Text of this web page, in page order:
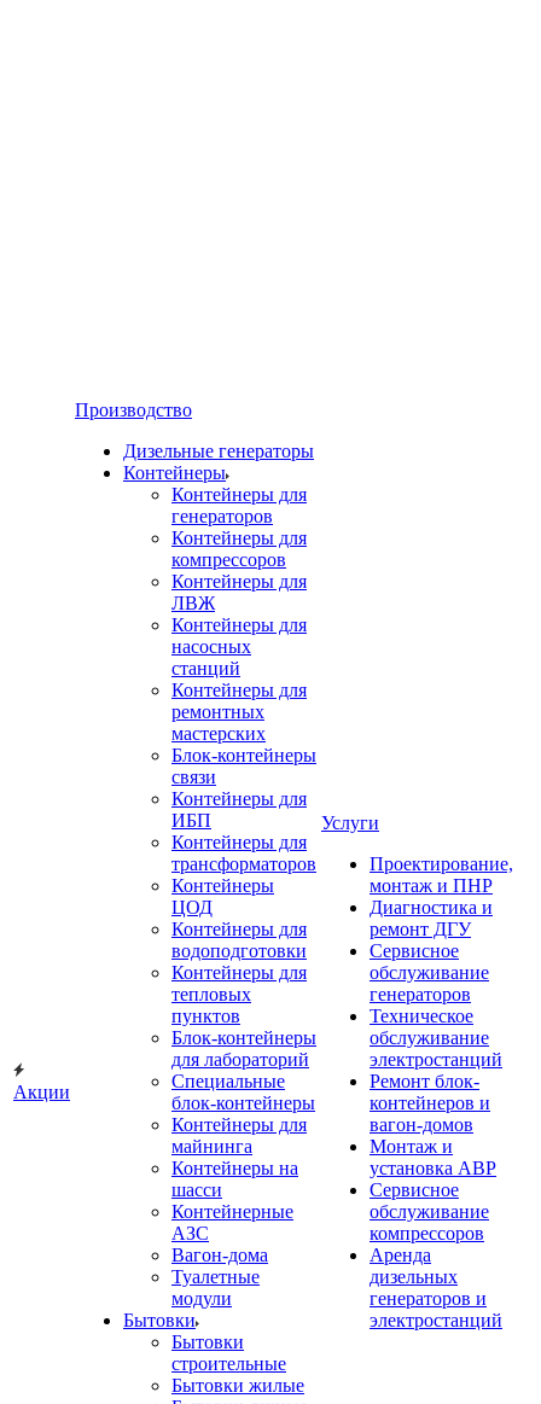
Акции
Производство
Дизельные генераторы
Контейнеры
Контейнеры для
генераторов
Контейнеры для
компрессоров
Контейнеры для
ЛВЖ
Контейнеры для
насосных
станций
Контейнеры для
ремонтных
мастерских
Блок-контейнеры
связи
Контейнеры для
ИБП
Контейнеры для
трансформаторов
Контейнеры
ЦОД
Контейнеры для
водоподготовки
Контейнеры для
тепловых
пунктов
Блок-контейнеры
для лабораторий
Специальные
блок-контейнеры
Контейнеры для
майнинга
Контейнеры на
шасси
Контейнерные
АЗС
Вагон-дома
Туалетные
модули
Бытовки
Бытовки
строительные
Бытовки жилые
Услуги
Проектирование,
монтаж и ПНР
Диагностика и
ремонт ДГУ
Сервисное
обслуживание
генераторов
Техническое
обслуживание
электростанций
Ремонт блок-
контейнеров и
вагон-домов
Монтаж и
установка АВР
Сервисное
обслуживание
компрессоров
Аренда
дизельных
генераторов и
электростанций